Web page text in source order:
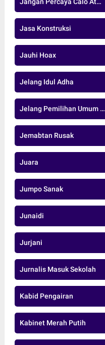
Jangan Percaya Calo Atau Oknum
Jasa Konstruksi
Jauhi Hoax
Jelang Idul Adha
Jelang Pemilihan Umum Serentak 2024
Jemabtan Rusak
Juara
Jumpo Sanak
Junaidi
Jurjani
Jurnalis Masuk Sekolah
Kabid Pengairan
Kabinet Merah Putih